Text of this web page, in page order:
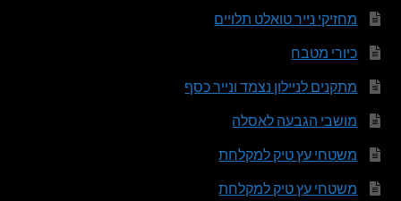
מחזיקי נייר טואלט תלויים
כיורי מטבח
מתקנים לניילון נצמד ונייר כסף
מושבי הגבעה לאסלה
משטחי עץ טיק למקלחת
משטחי עץ טיק למקלחת